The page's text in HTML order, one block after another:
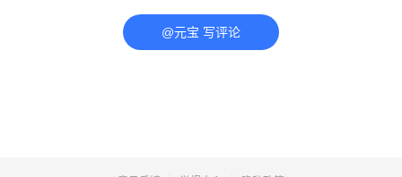
@元宝 写评论